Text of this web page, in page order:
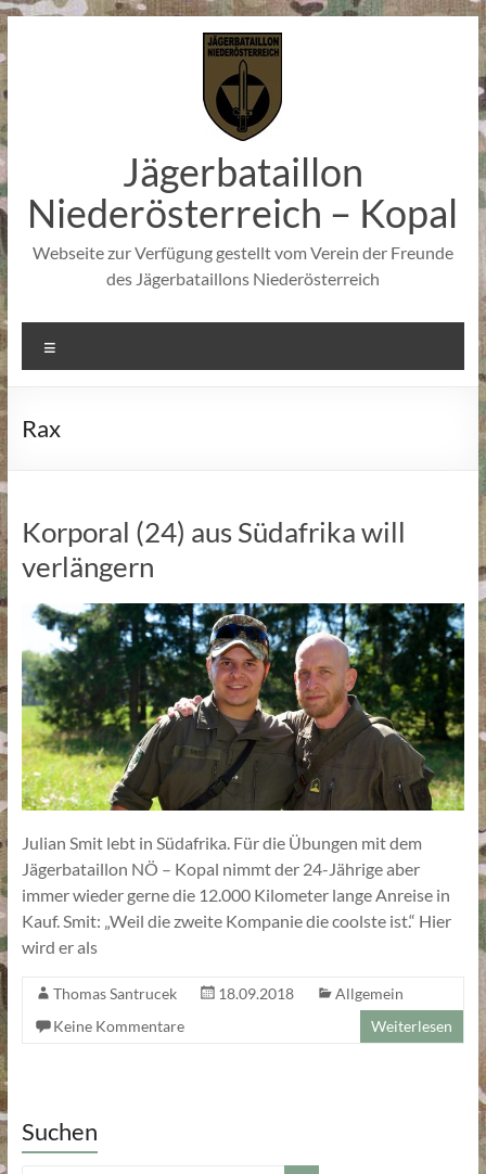
Zum
springen
Jägerbataillon
Niederösterreich – Kopal
Webseite zur Verfügung gestellt vom Verein der Freunde
des Jägerbataillons Niederösterreich
Rax
Korporal (24) aus Südafrika will
verlängern
Julian Smit lebt in Südafrika. Für die Übungen mit dem
Jägerbataillon NÖ – Kopal nimmt der 24-Jährige aber
immer wieder gerne die 12.000 Kilometer lange Anreise in
Kauf. Smit: „Weil die zweite Kompanie die coolste ist.“ Hier
wird er als
Thomas Santrucek 18.09.2018
Allgemein
Keine Kommentare
Weiterlesen
Suchen